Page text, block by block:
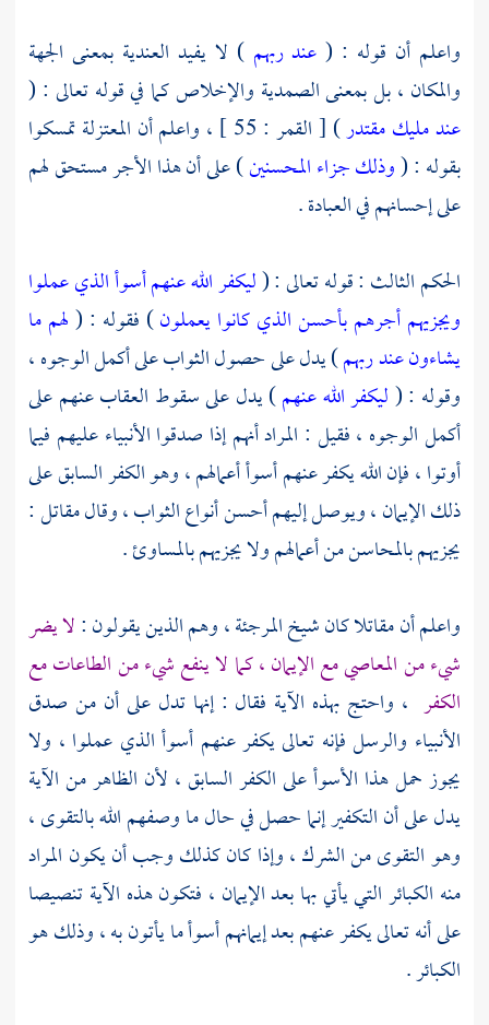
واعلم أن قوله : ( عند ربهم) لا يفيد العندية بمعنى الجهة
والمكان ، بل بمعنى الصمدية والإخلاص كما في قوله تعالى : (
عند مليك مقتدر) [ القمر : 55 ] ، واعلم أن المعتزلةتمسكوا
بقوله : (وذلك جزاء المحسنين) على أن هذا الأجر مستحق لهم
على إحسانهم في العبادة .
الحكم الثالث : قوله تعالى : (ليكفر الله عنهم أسوأ الذي عملوا
ويجزيهم أجرهم بأحسن الذي كانوا يعملون) فقوله : (لهم ما
يشاءون عند ربهم) يدل على حصول الثواب على أكمل الوجوه ،
وقوله : (ليكفر الله عنهم) يدل على سقوط العقاب عنهم على
أكمل الوجوه ، فقيل : المراد أنهم إذا صدقوا الأنبياء عليهم فيما
أوتوا ، فإن الله يكفر عنهم أسوأ أعمالهم ، وهو الكفر السابق على
ذلك الإيمان ، ويوصل إليهم أحسن أنواع الثواب ، وقالمقاتل:
يجزيهم بالمحاسن من أعمالهم ولا يجزيهم بالمساوئ .
واعلم أنمقاتلاكان شيخالمرجئة، وهم الذين يقولون :لا يضر
شيء من المعاصي مع الإيمان ، كما لا ينفع شيء من الطاعات مع
الكفر ، واحتج بهذه الآية فقال : إنها تدل على أن من صدق
الأنبياء والرسل فإنه تعالى يكفر عنهم أسوأ الذي عملوا ، ولا
يجوز حمل هذا الأسوأ على الكفر السابق ، لأن الظاهر من الآية
يدل على أن التكفير إنما حصل في حال ما وصفهم الله بالتقوى ،
وهو التقوى من الشرك ، وإذا كان كذلك وجب أن يكون المراد
منه الكبائر التي يأتي بها بعد الإيمان ، فتكون هذه الآية تنصيصا
على أنه تعالى يكفر عنهم بعد إيمانهم أسوأ ما يأتون به ، وذلك هو
الكبائر .